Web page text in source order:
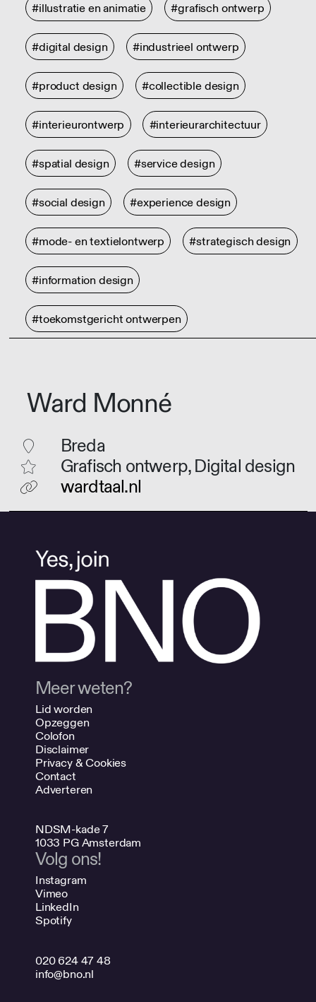
#illustratie en animatie #grafisch ontwerp
#digital design #industrieel ontwerp
#product design #collectible design
#interieurontwerp #interieurarchitectuur
#spatial design #service design
#social design #experience design
#mode- en textielontwerp #strategisch design
#information design
#toekomstgericht ontwerpen
Ward Monné
Breda
Grafisch ontwerp, Digital design
wardtaal.nl
Meer weten?
Lid worden
Opzeggen
Colofon
Disclaimer
Privacy & Cookies
Contact
Adverteren
NDSM-kade 7
1033 PG Amsterdam
Volg ons!
Instagram
Vimeo
LinkedIn
Spotify
020 624 47 48
info@bno.nl